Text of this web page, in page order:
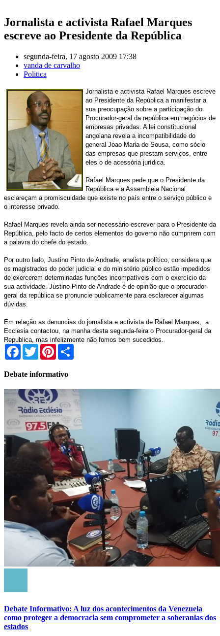
Jornalista e activista Rafael Marques
escreve ao Presidente da República
segunda-feira, 17 agosto 2009 17:38
vanda de carvalho
Politica
Jornalista e activista Rafael Marques escreve
ao Presidente da República a manifestar a
sua preocupação sobre a participação do
Procurador-geral da república em negócios de
empresas privadas. A lei constitucional
angolana revela a incompatibilidade do
general Joao Maria de Sousa, como sócio
das empresas que prestam serviços, entre
eles o de acessória jurídica.
Rafael Marques pede que o Presidente da
República e a Assembleia Nacional
esclareçam a promiscuidade que existe no país entre o serviço público e
o interesse privado.
Rafael Marques revela ainda ser necessário escrever para o Presidente da
República, pelo facto de certos elementos do governo não cumprirem com
a palavra do chefe do estado.
Por outro lado, Justino Pinto de Andrade, analista político, considera que
os magistrados do poder judicial e do ministério público estão impedidos
de exercerem determinadas funções incompatíveis com o exercício da
sua actividade. Justino Pinto de Andrade é de opinião que o procurador-
geral da república se pronuncie publicamente para esclarecer algumas
dúvidas.
Em relação as denuncias do jornalista e activista de Rafael Marques,
a
Ecclesia contactou, na manha desta segunda-feira o Procurador-geral da
Republica, mas infelizmente não fomos bem sucedidos.
Facebook
TwitterPinterest
Debate informativo
Debate Informativo: A luz dos acontecimentos da Venezuela
como proteger a democracia sem comprometer a soberanias dos
estados